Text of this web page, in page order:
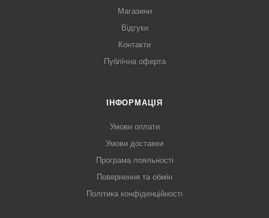
Магазини
Відгуки
Контакти
Публічна оферта
ІНФОРМАЦІЯ
Умови оплати
Умови доставки
Програма лояльності
Повернення та обмін
Політика конфіденційності